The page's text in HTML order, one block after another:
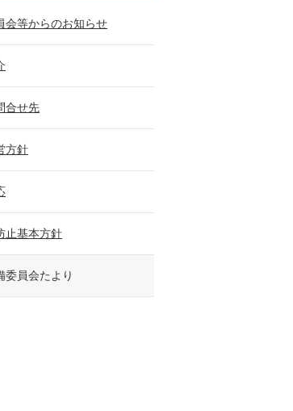
会等からのお知らせ
合せ先
方針
止基本方針
委員会たより